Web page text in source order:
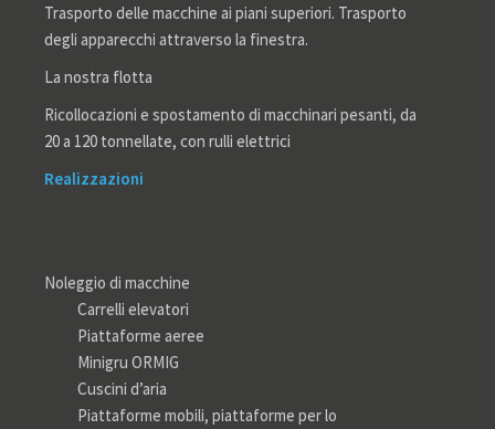
Trasporto delle macchine ai piani superiori. Trasporto
degli apparecchi attraverso la finestra.
La nostra flotta
Ricollocazioni e spostamento di macchinari pesanti, da
20 a 120 tonnellate, con rulli elettrici
Realizzazioni
Noleggio di macchine
Carrelli elevatori
Piattaforme aeree
Minigru ORMIG
Cuscini d’aria
Piattaforme mobili, piattaforme per lo